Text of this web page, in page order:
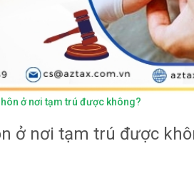
ở nơi tạm trú được không?
ở nơi tạm trú được